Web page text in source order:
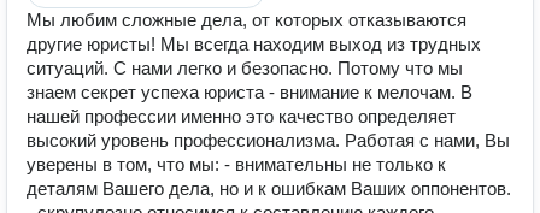
Мы любим сложные дела, от которых отказываются
другие юристы! Мы всегда находим выход из трудных
ситуаций. С нами легко и безопасно. Потому что мы
знаем секрет успеха юриста - внимание к мелочам. В
нашей профессии именно это качество определяет
высокий уровень профессионализма. Работая с нами, Вы
уверены в том, что мы: - внимательны не только к
деталям Вашего дела, но и к ошибкам Ваших оппонентов.